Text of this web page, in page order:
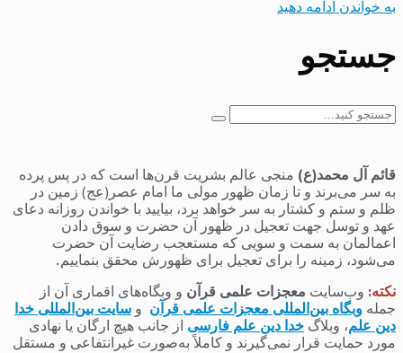
به خواندن ادامه دهید
جستجو
جستجو
قائم آل محمد(ع) منجی عالم بشریت قرن‌ها است که در پس پرده
به سر می‌برند و تا زمان ظهور مولی ما امام عصر(عج) زمین در
ظلم و ستم و کشتار به سر خواهد برد، بیایید با خواندن روزانه دعای
عهد و توسل جهت تعجیل در ظهور آن حضرت و سوق دادن
اعمالمان به سمت و سویی که مستعجب رضایت آن حضرت
می‌شود، زمینه را برای تعجیل برای ظهورش محقق بنماییم.
نکته: وب‌سایت معجزات علمی قرآن و وبگاه‌های اقماری آن از
جمله وبگاه بین‌المللی معجزات علمی قرآن و سایت بین‌المللی خدا
دین علم، وبلاگ خدا دین علم فارسی از جانب هیچ ارگان یا نهادی
مورد حمایت قرار نمی‌گیرند و کاملاً به‌صورت غیرانتفاعی و مستقل